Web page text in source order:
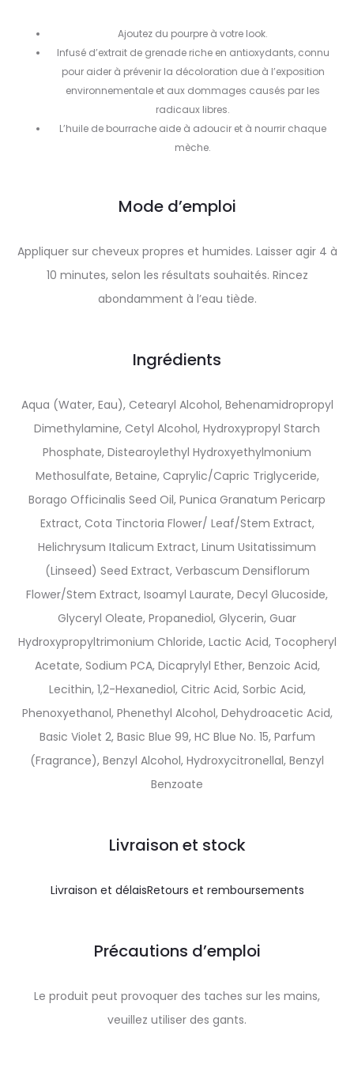
Ajoutez du pourpre à votre look.
Infusé d’extrait de grenade riche en antioxydants, connu
pour aider à prévenir la décoloration due à l’exposition
environnementale et aux dommages causés par les
radicaux libres.
L’huile de bourrache aide à adoucir et à nourrir chaque
mèche.
Mode d’emploi
Appliquer sur cheveux propres et humides. Laisser agir 4 à
10 minutes, selon les résultats souhaités. Rincez
abondamment à l’eau tiède.
Ingrédients
Aqua (Water, Eau), Cetearyl Alcohol, Behenamidropropyl
Dimethylamine, Cetyl Alcohol, Hydroxypropyl Starch
Phosphate, Distearoylethyl Hydroxyethylmonium
Methosulfate, Betaine, Caprylic/Capric Triglyceride,
Borago Officinalis Seed Oil, Punica Granatum Pericarp
Extract, Cota Tinctoria Flower/ Leaf/Stem Extract,
Helichrysum Italicum Extract, Linum Usitatissimum
(Linseed) Seed Extract, Verbascum Densiflorum
Flower/Stem Extract, Isoamyl Laurate, Decyl Glucoside,
Glyceryl Oleate, Propanediol, Glycerin, Guar
Hydroxypropyltrimonium Chloride, Lactic Acid, Tocopheryl
Acetate, Sodium PCA, Dicaprylyl Ether, Benzoic Acid,
Lecithin, 1,2-Hexanediol, Citric Acid, Sorbic Acid,
Phenoxyethanol, Phenethyl Alcohol, Dehydroacetic Acid,
Basic Violet 2, Basic Blue 99, HC Blue No. 15, Parfum
(Fragrance), Benzyl Alcohol, Hydroxycitronellal, Benzyl
Benzoate
Livraison et stock
Livraison et délaisRetours et remboursements
Précautions d’emploi
Le produit peut provoquer des taches sur les mains,
veuillez utiliser des gants.